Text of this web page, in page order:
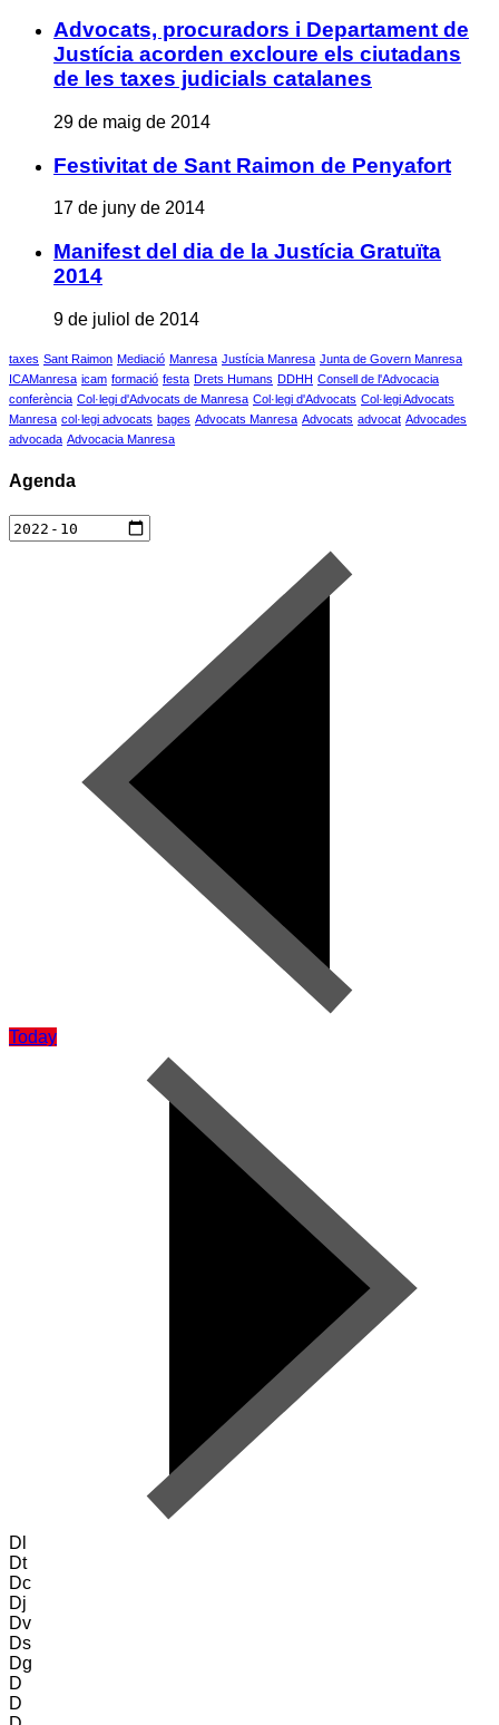
Advocats, procuradors i Departament de
Justícia acorden excloure els ciutadans
de les taxes judicials catalanes
29 de maig de 2014
Festivitat de Sant Raimon de Penyafort
17 de juny de 2014
Manifest del dia de la Justícia Gratuïta
2014
9 de juliol de 2014
taxes Sant Raimon Mediació Manresa Justícia Manresa Junta de Govern Manresa
ICAManresa icam formació festa Drets Humans DDHH Consell de l'Advocacia
conferència Col·legi d'Advocats de Manresa Col·legi d'Advocats Col·legi Advocats
Manresa col·legi advocats bages Advocats Manresa Advocats advocat Advocades
advocada Advocacia Manresa
Agenda
Today
Dl
Dt
Dc
Dj
Dv
Ds
Dg
D
D